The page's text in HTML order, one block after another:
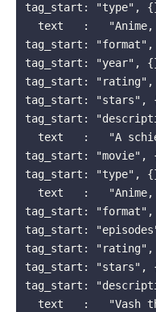
tag_start: "type",
tag_start:
tag_start: "year",
tag_start:
tag_start: "stars",
tag_start:
tag_start:
tag_start: "type",
tag_start:
tag_start:
tag_start:
tag_start: "stars",
tag_start: